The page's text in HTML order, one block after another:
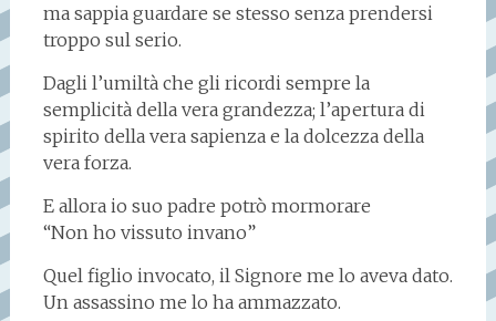
ma sappia guardare se stesso senza prendersi
troppo sul serio.
Dagli l’umiltà che gli ricordi sempre la
semplicità della vera grandezza; l’apertura di
spirito della vera sapienza e la dolcezza della
vera forza.
E allora io suo padre potrò mormorare
“Non ho vissuto invano”
Quel figlio invocato, il Signore me lo aveva dato.
Un assassino me lo ha ammazzato.